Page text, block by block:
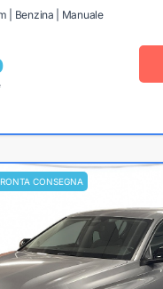
| Benzina | Manuale
CONSEGNA